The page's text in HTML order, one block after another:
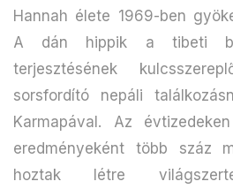
Hannah élete 1969-ben
A dán hippik a tibeti
terjesztésének
sorsfordító nepáli
Karmapával. Az
eredményeként több száz
hoztak létre